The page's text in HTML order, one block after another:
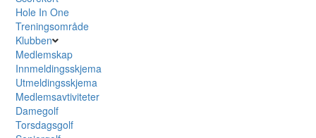
Hole In One
Treningsområde
Klubben
Medlemskap
Innmeldingsskjema
Utmeldingsskjema
Medlemsavtiviteter
Damegolf
Torsdagsgolf